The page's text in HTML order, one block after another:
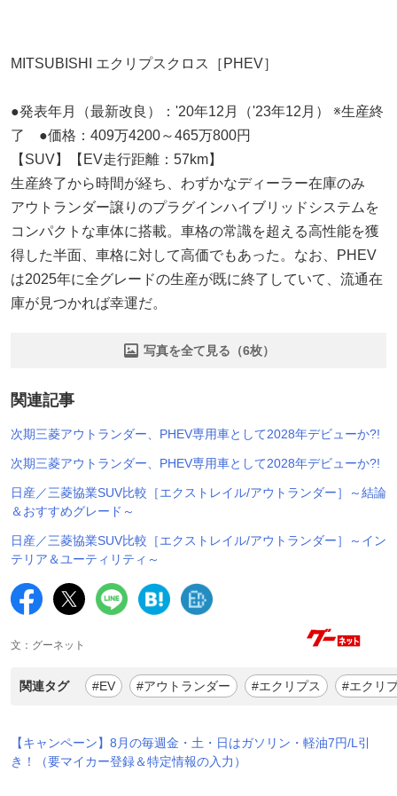
MITSUBISHI エクリプスクロス［PHEV］
●発表年月（最新改良）：'20年12月（'23年12月） ※生産終
了 ●価格：409万4200～465万800円
【SUV】【EV走行距離：57km】
生産終了から時間が経ち、わずかなディーラー在庫のみ
アウトランダー譲りのプラグインハイブリッドシステムを
コンパクトな車体に搭載。車格の常識を超える高性能を獲
得した半面、車格に対して高価でもあった。なお、PHEV
は2025年に全グレードの生産が既に終了していて、流通在
庫が見つかれば幸運だ。
写真を全て見る（6枚）
関連記事
次期三菱アウトランダー、PHEV専用車として2028年デビューか?!
次期三菱アウトランダー、PHEV専用車として2028年デビューか?!
日産／三菱協業SUV比較［エクストレイル/アウトランダー］～結論
＆おすすめグレード～
日産／三菱協業SUV比較［エクストレイル/アウトランダー］～イン
テリア＆ユーティリティ～
文：グーネット
関連タグ #EV #アウトランダー #エクリプス #エクリ
【キャンペーン】8月の毎週金・土・日はガソリン・軽油7円/L引
き！（要マイカー登録＆特定情報の入力）